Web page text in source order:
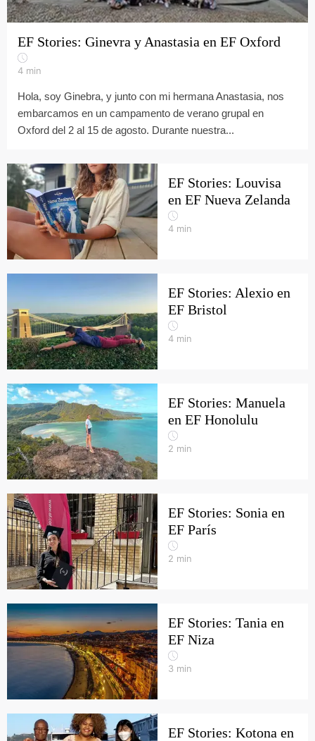
EF Stories: Ginevra y Anastasia en EF Oxford
4 min
Hola, soy Ginebra, y junto con mi hermana Anastasia, nos
embarcamos en un campamento de verano grupal en
Oxford del 2 al 15 de agosto. Durante nuestra...
EF Stories: Louvisa
en EF Nueva Zelanda
4 min
EF Stories: Alexio en
EF Bristol
4 min
EF Stories: Manuela
en EF Honolulu
2 min
EF Stories: Sonia en
EF París
2 min
EF Stories: Tania en
EF Niza
3 min
EF Stories: Kotona en